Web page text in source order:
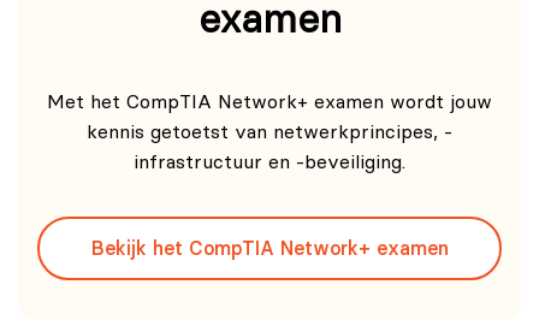
examen
Met het CompTIA Network+ examen wordt jouw
kennis getoetst van netwerkprincipes, -
infrastructuur en -beveiliging.
Bekijk het CompTIA Network+ examen